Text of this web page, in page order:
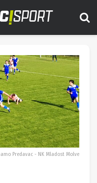
Predavac - NK Mladost Molve